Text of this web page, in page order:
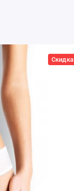
Скидка